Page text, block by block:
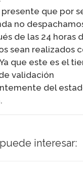
que por
no
de las 24 horas
sean realizados
que este es el
validación
del
interesar: